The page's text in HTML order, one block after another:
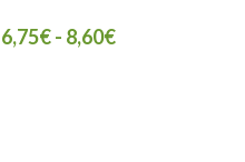
6,75€- 8,60€